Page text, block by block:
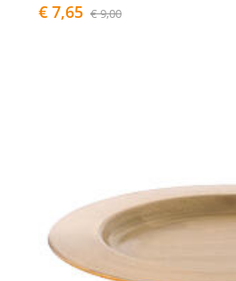
€ 7,65 € 9,00